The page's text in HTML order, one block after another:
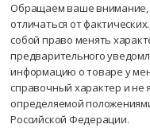
Обращаем ваше внимание,
отличаться от
собой право менять
предварительного
информацию о товаре у
справочный характер и не
определяемой
Российской Федерации.